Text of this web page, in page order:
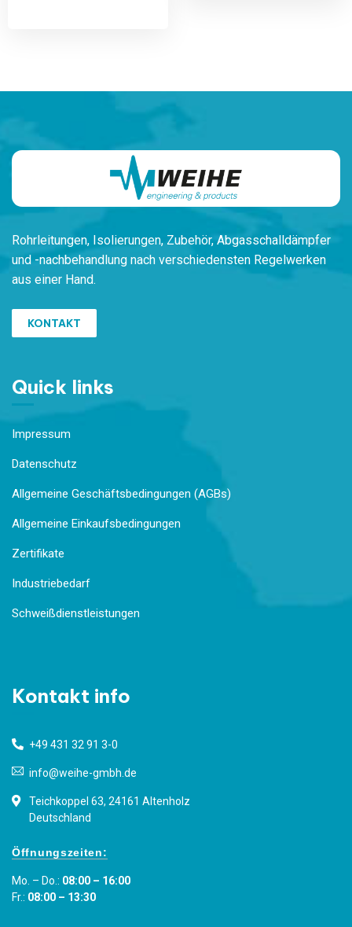
Rohrleitungen, Isolierungen, Zubehör, Abgasschalldämpfer
und -nachbehandlung nach verschiedensten Regelwerken
aus einer Hand.
KONTAKT
Quick links
Impressum
Datenschutz
Allgemeine Geschäftsbedingungen (AGBs)
Allgemeine Einkaufsbedingungen
Zertifikate
Industriebedarf
Schweißdienstleistungen
Kontakt info
+49 431 32 91 3-0
info@weihe-gmbh.de
Teichkoppel 63, 24161 Altenholz
Deutschland
Öffnungszeiten:
Mo. – Do.: 08:00 – 16:00
Fr.: 08:00 – 13:30